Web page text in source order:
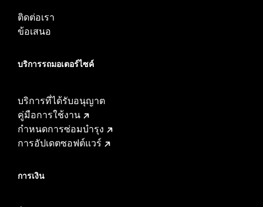
ติดต่อเรา
ข้อเสนอ
บริการรถมอเตอร์ไซค์​
บริการที่ได้รับอนุญาต
คู่มือการใช้งาน
กำหนดการซ่อมบำรุง
การอัปเดตซอฟต์แวร์
การเงิน